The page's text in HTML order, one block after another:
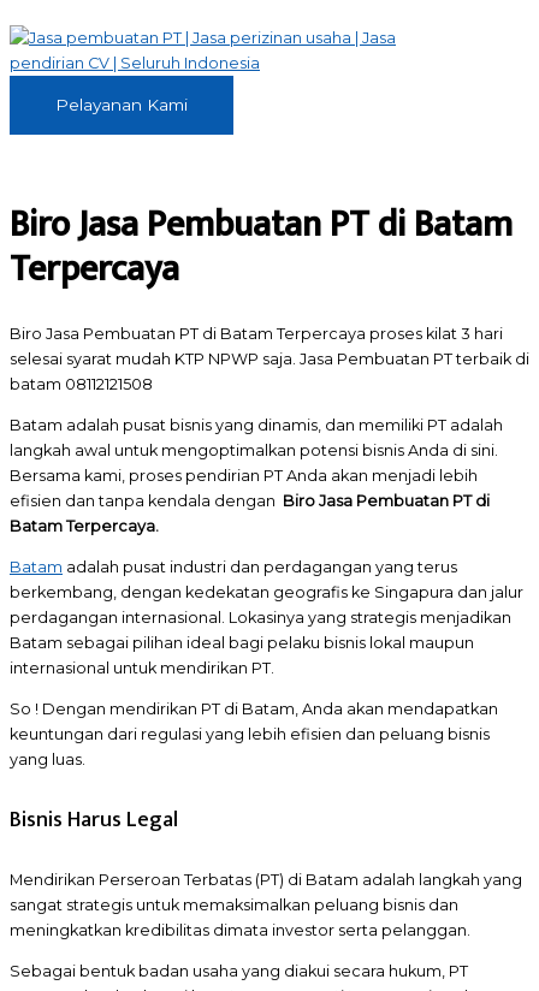
Skip
to
content
Pelayanan
Kami
Pelayanan Kami
Biro Jasa Pembuatan PT di Batam
Terpercaya
Biro Jasa Pembuatan PT di Batam Terpercaya proses kilat 3 hari
selesai syarat mudah KTP NPWP saja. Jasa Pembuatan PT terbaik di
batam 08112121508
Batam adalah pusat bisnis yang dinamis, dan memiliki PT adalah
langkah awal untuk mengoptimalkan potensi bisnis Anda di sini.
Bersama kami, proses pendirian PT Anda akan menjadi lebih
efisien dan tanpa kendala dengan Biro Jasa Pembuatan PT di
Batam Terpercaya.
Batam adalah pusat industri dan perdagangan yang terus
berkembang, dengan kedekatan geografis ke Singapura dan jalur
perdagangan internasional. Lokasinya yang strategis menjadikan
Batam sebagai pilihan ideal bagi pelaku bisnis lokal maupun
internasional untuk mendirikan PT.
So ! Dengan mendirikan PT di Batam, Anda akan mendapatkan
keuntungan dari regulasi yang lebih efisien dan peluang bisnis
yang luas.
Bisnis Harus Legal
Mendirikan Perseroan Terbatas (PT) di Batam adalah langkah yang
sangat strategis untuk memaksimalkan peluang bisnis dan
meningkatkan kredibilitas dimata investor serta pelanggan.
Sebagai bentuk badan usaha yang diakui secara hukum, PT